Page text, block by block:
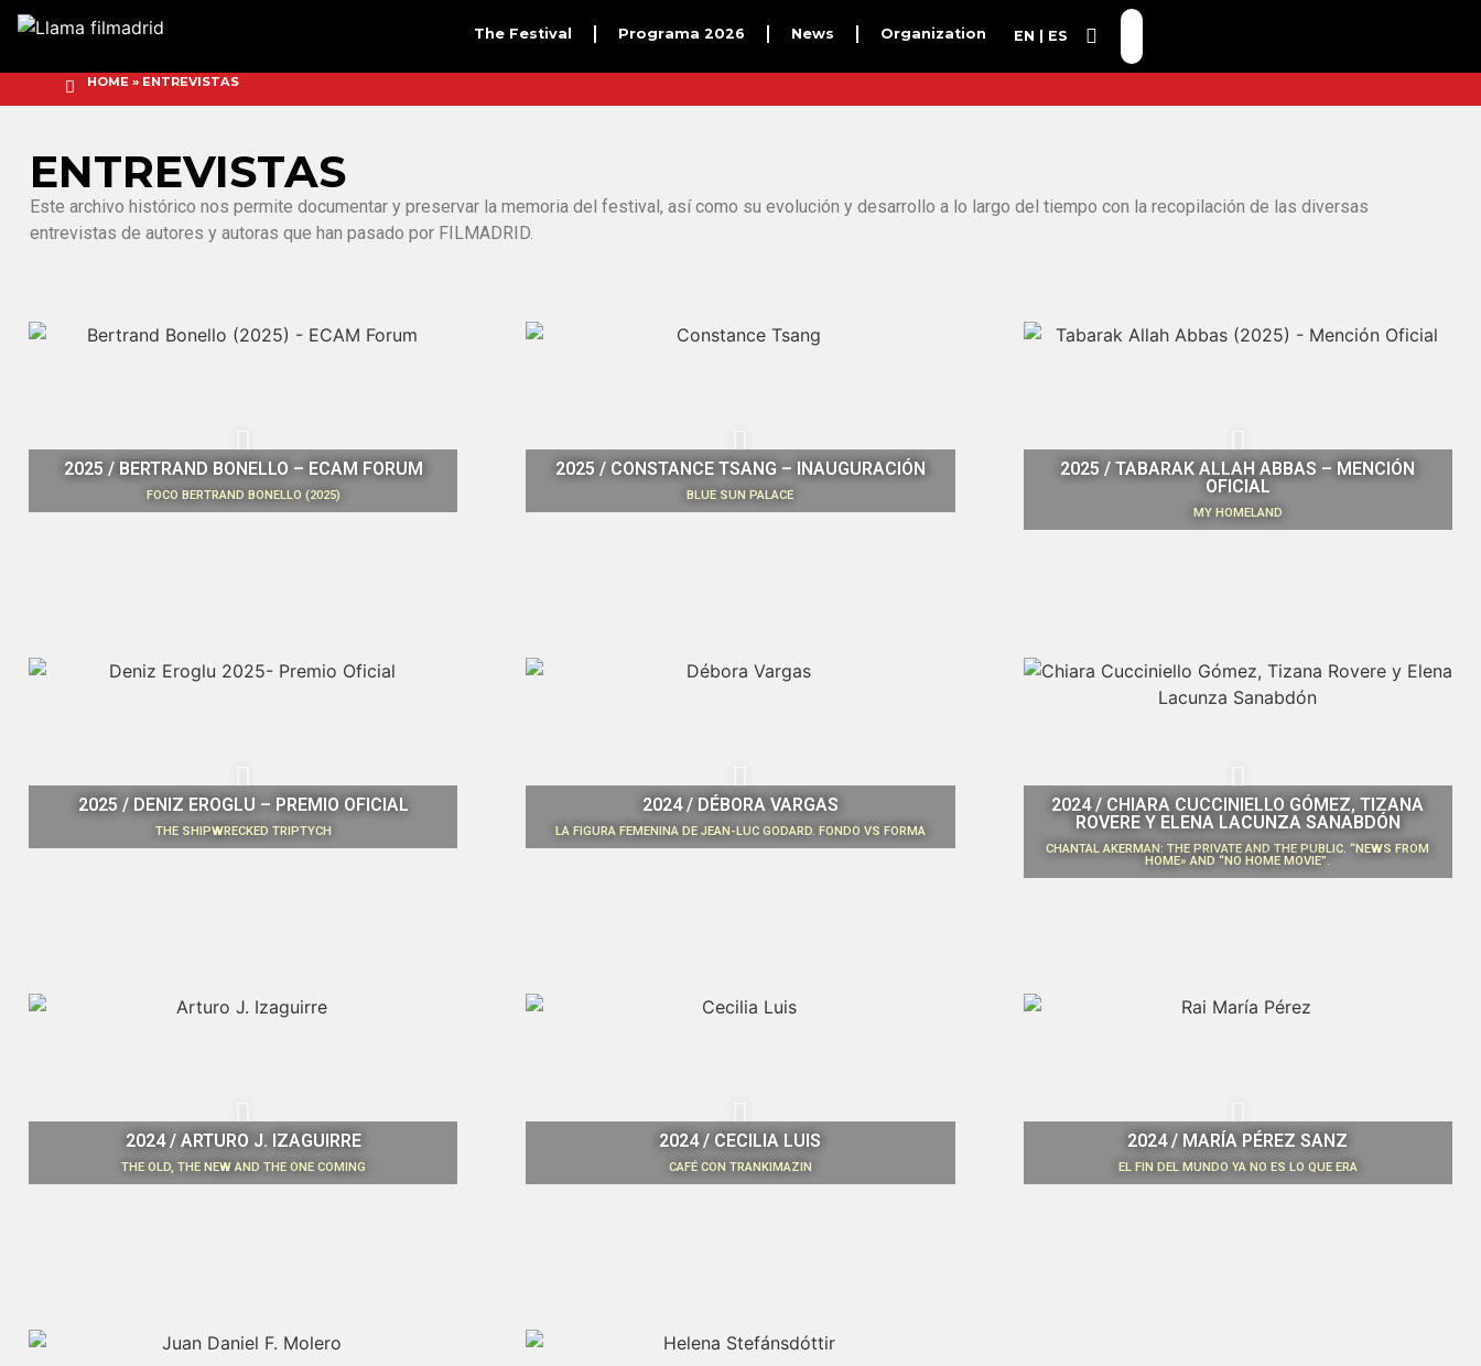
The Festival Programa 2026 News Organization EN ES
HOME » ENTREVISTAS
ENTREVISTAS
Este archivo histórico nos permite documentar y preservar la memoria del festival, así como su evolución y desarrollo a lo largo del tiempo con la recopilación de las diversas
entrevistas de autores y autoras que han pasado por FILMADRID.
2025 / BERTRAND BONELLO – ECAM FORUM
FOCO BERTRAND BONELLO (2025)
2025 / CONSTANCE TSANG – INAUGURACIÓN
BLUE SUN PALACE
2025 / TABARAK ALLAH ABBAS – MENCIÓN
OFICIAL
MY HOMELAND
2025 / DENIZ EROGLU – PREMIO OFICIAL
THE SHIPWRECKED TRIPTYCH
2024 / DÉBORA VARGAS
LA FIGURA FEMENINA DE JEAN-LUC GODARD. FONDO VS FORMA
2024 / CHIARA CUCCINIELLO GÓMEZ, TIZANA
ROVERE Y ELENA LACUNZA SANABDÓN
CHANTAL AKERMAN: THE PRIVATE AND THE PUBLIC. “NEWS FROM
HOME» AND “NO HOME MOVIE”.
2024 / ARTURO J. IZAGUIRRE
THE OLD, THE NEW AND THE ONE COMING
2024 / CECILIA LUIS
CAFÉ CON TRANKIMAZIN
2024 / MARÍA PÉREZ SANZ
EL FIN DEL MUNDO YA NO ES LO QUE ERA